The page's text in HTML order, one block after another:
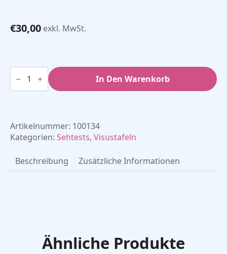
€30,00 exkl. MwSt.
E-
Haken
lichtdurchlässige
Menge
In Den Warenkorb
Artikelnummer: 100134
Kategorien: Sehtests, Visustafeln
Beschreibung Zusätzliche Informationen
Ähnliche Produkte